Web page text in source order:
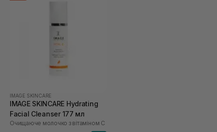
IMAGE SKINCARE
IMAGE SKINCARE Hydrating
Facial Cleanser 177 мл
Очищаюче молочко з вітаміном С